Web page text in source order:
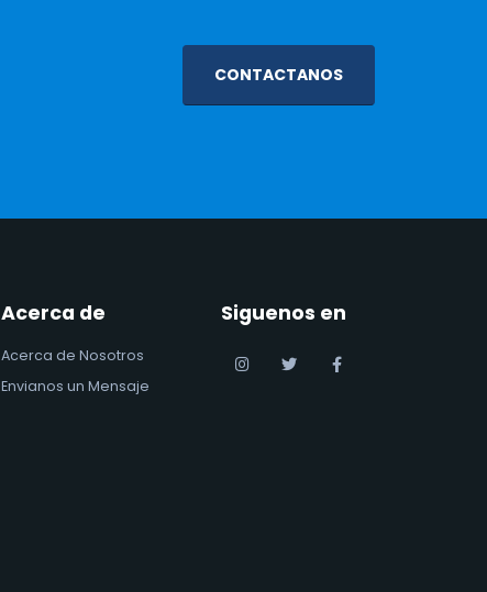
CONTACTANOS
Acerca de
Acerca de Nosotros
Envianos un Mensaje
Siguenos en